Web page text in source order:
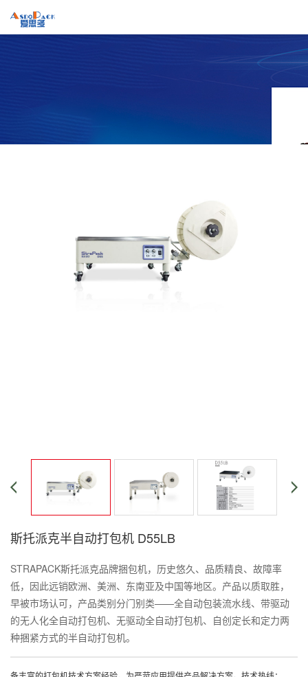
斯托派克半自动打包机 D55LB
STRAPACK斯托派克品牌捆包机，历史悠久、品质精良、故障率
低，因此远销欧洲、美洲、东南亚及中国等地区。产品以质取胜，
早被市场认可，产品类别分门别类——全自动包装流水线、带驱动
的无人化全自动打包机、无驱动全自动打包机、自创定长和定力两
种捆紧方式的半自动打包机。